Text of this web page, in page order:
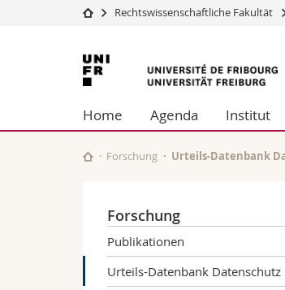
Universität
Studium
Forschung
Universität
Weiterbildung
Rechtswissenschaftliche Fakultät
Universität
Freiburg
Home Agenda Institut
Forschung Urteils-Datenbank
Forschung
Publikationen
Urteils-Datenbank Datenschutz